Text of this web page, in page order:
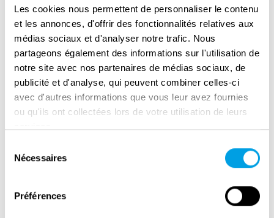
Les cookies nous permettent de personnaliser le contenu
et les annonces, d'offrir des fonctionnalités relatives aux
médias sociaux et d'analyser notre trafic. Nous
partageons également des informations sur l'utilisation de
notre site avec nos partenaires de médias sociaux, de
publicité et d'analyse, qui peuvent combiner celles-ci
avec d'autres informations que vous leur avez fournies
ou qu'ils ont collectées lors de votre utilisation de leurs
Nécessaires
Préférences